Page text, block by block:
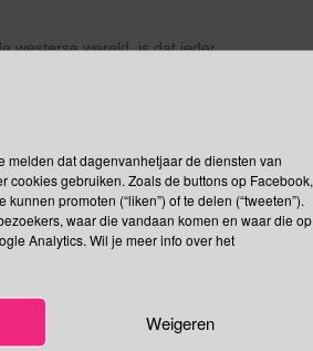
melden dat dagenvanhetjaar de diensten van
cookies gebruiken. Zoals de buttons op Facebook,
promoten (“liken”) of te delen (“tweeten”).
waar die vandaan komen en waar die op
Analytics. Wil je meer info over het
Weigeren
westerse wereld, is dat ieder
de bescherming van
medewerking van de
en individuen is […]
Lees verder
|